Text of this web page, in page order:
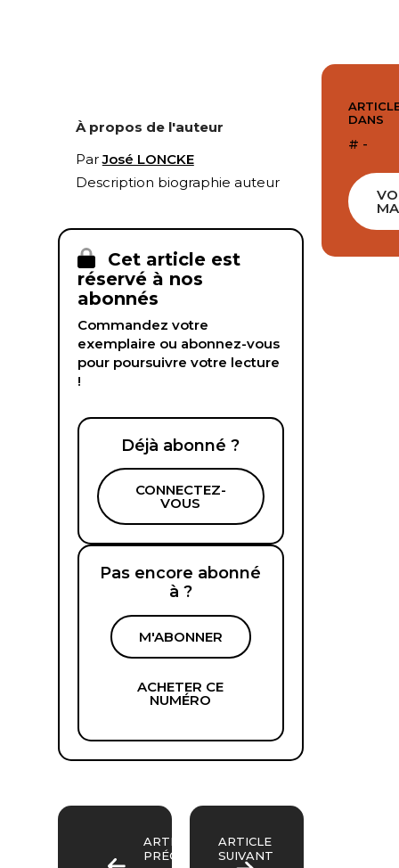
À propos de l'auteur
ParJosé LONCKE
Description biographie auteur
Cet article est
réservé à nos
abonnés
Commandez votre
exemplaire ou abonnez-vous
pour poursuivre votre lecture
!
Déjà abonné ?
CONNECTEZ-
VOUS
Pas encore abonné
à ?
M'ABONNER
ACHETER CE
NUMÉRO
ARTICLE
PRÉCÉDENT
ARTICLE
SUIVANT
DANS
# -